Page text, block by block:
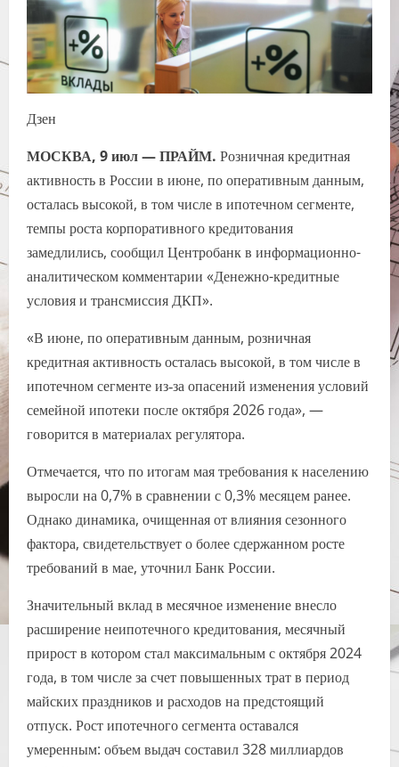
Дзен
МОСКВА, 9 июл — ПРАЙМ. Розничная кредитная
активность в России в июне, по оперативным данным,
осталась высокой, в том числе в ипотечном сегменте,
темпы роста корпоративного кредитования
замедлились, сообщил Центробанк в информационно-
аналитическом комментарии «Денежно-кредитные
условия и трансмиссия ДКП».
«В июне, по оперативным данным, розничная
кредитная активность осталась высокой, в том числе в
ипотечном сегменте из‑за опасений изменения условий
семейной ипотеки после октября 2026 года», —
говорится в материалах регулятора.
Отмечается, что по итогам мая требования к населению
выросли на 0,7% в сравнении с 0,3% месяцем ранее.
Однако динамика, очищенная от влияния сезонного
фактора, свидетельствует о более сдержанном росте
требований в мае, уточнил Банк России.
Значительный вклад в месячное изменение внесло
расширение неипотечного кредитования, месячный
прирост в котором стал максимальным с октября 2024
года, в том числе за счет повышенных трат в период
майских праздников и расходов на предстоящий
отпуск. Рост ипотечного сегмента оставался
умеренным: объем выдач составил 328 миллиардов